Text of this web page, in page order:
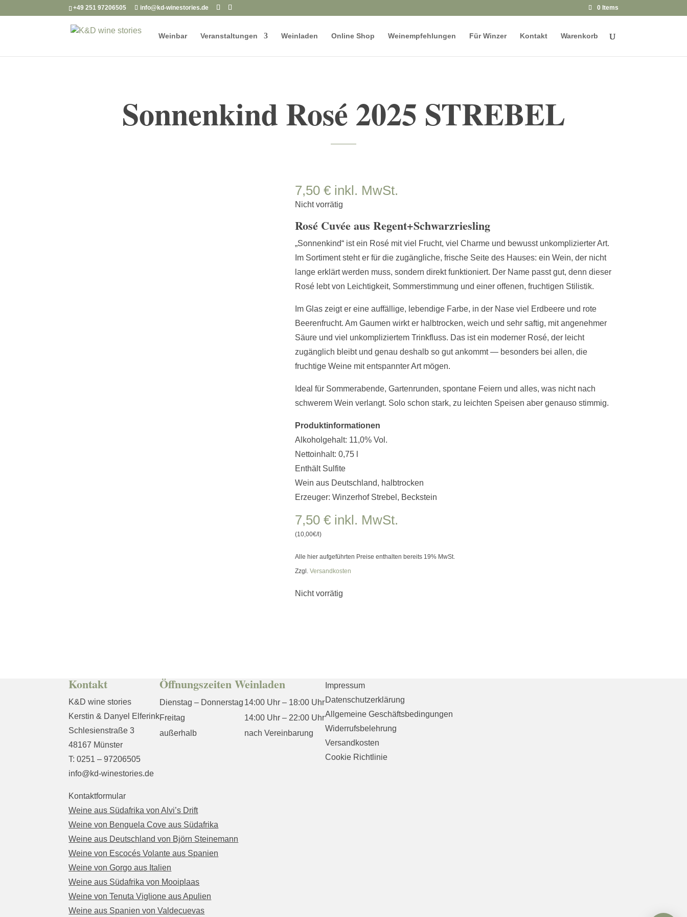
+49 251 97206505 info@kd-winestories.de 0 Items
Weinbar Veranstaltungen Weinladen Online Shop Weinempfehlungen Für Winzer Kontakt Warenkorb
Sonnenkind Rosé 2025 STREBEL
7,50€ inkl. MwSt.
Nicht vorrätig
Rosé Cuvée aus Regent+Schwarzriesling
„Sonnenkind“ ist ein Rosé mit viel Frucht, viel Charme und bewusst unkomplizierter Art.
Im Sortiment steht er für die zugängliche, frische Seite des Hauses: ein Wein, der nicht
lange erklärt werden muss, sondern direkt funktioniert. Der Name passt gut, denn dieser
Rosé lebt von Leichtigkeit, Sommerstimmung und einer offenen, fruchtigen Stilistik.
Im Glas zeigt er eine auffällige, lebendige Farbe, in der Nase viel Erdbeere und rote
Beerenfrucht. Am Gaumen wirkt er halbtrocken, weich und sehr saftig, mit angenehmer
Säure und viel unkompliziertem Trinkfluss. Das ist ein moderner Rosé, der leicht
zugänglich bleibt und genau deshalb so gut ankommt — besonders bei allen, die
fruchtige Weine mit entspannter Art mögen.
Ideal für Sommerabende, Gartenrunden, spontane Feiern und alles, was nicht nach
schwerem Wein verlangt. Solo schon stark, zu leichten Speisen aber genauso stimmig.
Produktinformationen
Alkoholgehalt: 11,0% Vol.
Nettoinhalt: 0,75 l
Enthält Sulfite
Wein aus Deutschland, halbtrocken
Erzeuger: Winzerhof Strebel, Beckstein
7,50€ inkl. MwSt.
(10,00€/l)
Alle hier aufgeführten Preise enthalten bereits 19% MwSt.
Zzgl.Versandkosten
Nicht vorrätig
Kontakt
K&D wine stories
Kerstin & Danyel Elferink
Schlesienstraße 3
48167 Münster
T: 0251 – 97206505
info@kd-winestories.de
Kontaktformular
Öffnungszeiten Weinladen
Dienstag – Donnerstag 14:00 Uhr – 18:00 Uhr
Freitag
14:00 Uhr – 22:00 Uhr
außerhalb
nach Vereinbarung
Impressum
Datenschutzerklärung
Allgemeine Geschäftsbedingungen
Widerrufsbelehrung
Versandkosten
Cookie Richtlinie
Weine aus Südafrika von Alvi’s Drift
Weine von Benguela Cove aus Südafrika
Weine aus Deutschland von Björn Steinemann
Weine von Escocés Volante aus Spanien
Weine von Gorgo aus Italien
Weine aus Südafrika von Mooiplaas
Weine von Tenuta Viglione aus Apulien
Weine aus Spanien von Valdecuevas